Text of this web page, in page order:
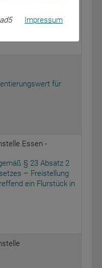
zu geben ist
für
Essen -
§ 23 Absatz 2
– Freistellung
ein Flurstück in
Impressum